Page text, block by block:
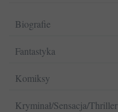
Biografie
Fantastyka
Komiksy
Kryminał/Sensacja/Thriller